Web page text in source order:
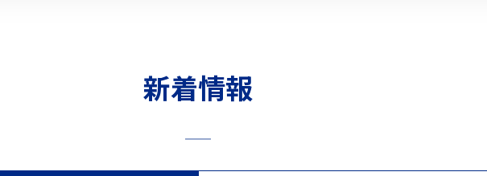
新着情報